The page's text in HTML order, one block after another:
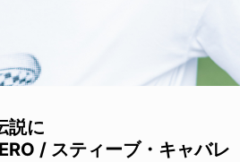
説に
/ スティーブ・キャバレ